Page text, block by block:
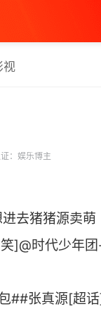
视
：娱乐博主
去猪猪源卖萌
]@时代少年
##张真源[超